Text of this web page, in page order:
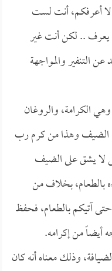
أعرفكم، أنت لست
يعرف .. لكن أنت غير
التنفير والمواجهة
الكرامة، والروغان
الضيف وهذا من كرم رب
لا يشق على الضيف
بخلاف من
آتيكم بالطعام، فحفظ
من إكرامه.
وذلك معناه أنه كان